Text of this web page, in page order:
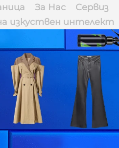
За Нас Сервиз
изкуствен интелект